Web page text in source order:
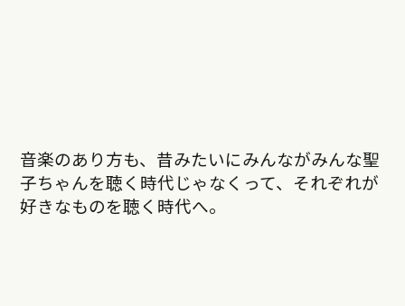
音楽のあり方も、昔みたいにみんながみんな聖
子ちゃんを聴く時代じゃなくって、それぞれが
好きなものを聴く時代へ。